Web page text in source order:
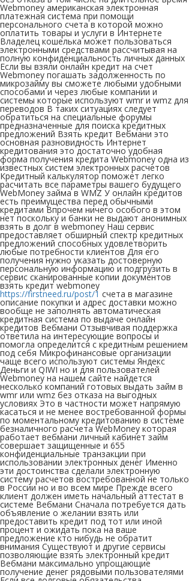
Webmoney американская электронная
платежная система при помощи
персонального счета в которой можно
оплатить товары и услуги в Интернете
Владелец кошелька может пользоваться
электронными средствами рассчитывая на
полную конфиденциальность личных данных
Если вы взяли онлайн кредит на счет
Webmoney погашать задолженность по
микрозайму вы сможете любыми удобными
способами и через любые компании и
системы которые используют wmr и wmz для
переводов В таких ситуациях следует
обратиться на специальные форумы
предназначенные для поиска кредитных
предложений Взять кредит Вебмани это
основная разновидность Интернет
кредитования это достаточно удобная
форма получения кредита Webmoney одна из
известных систем электронных расчетов
Кредитный калькулятор поможет легко
расчитать все параметры вашего будущего
WebMoney займа в WMZ У онлайн кредитов
есть преимущества перед обычными
кредитами Впрочем ничего особого в этом
нет поскольку и банки не выдают анонимных
взять в долг в webmoney Наш сервис
предоставляет обширный спектр кредитных
предложений способных удовлетворить
любые потребности клиентов Для его
получения нужно указать достоверную
персональную информацию и подгрузить в
сервис сканированные копии документов
взять кредит webmoney
https://firstneed.ru/post/1 счета в магазине
описание покупки и адрес доставки можно
вообще не заполнять автоматическая
кредитная система по выдаче онлайн
кредитов Вебмани Отзывчивая поддержка
ответила на интересующие вопросы и
помогла определится с кредитным решением
под себя Микрофинансовые организации
чаще всего используют системы Яндекс
Деньги и QIWI но и для пользователей
Webmoney на нашем сайте найдется
несколько компаний готовых выдать займ в
wmr или wmz без отказа на выгодных
условиях Это в частности может напрямую
касаться и не менее востребованной формы
по моментальному кредитованию в системе
безналичного расчета WebMoney которая
работает вебмани личный кабинет займ
совершает защищенные и 655
конфиденциальные транзакции при
использовании электронных денег Именно
эти достоинства сделали электронную
систему расчетов востребованной не только
в России но и во всем мире Прежде всего
клиент должен иметь начальный аттестат в
системе Вебмани Сначала потребуется дать
объявление о желании взять или
предоставить кредит под тот или иной
процент и ожидать пока на ваше
предложение кто нибудь не обратит
внимания Существуют и другие сервисы
позволяющие взять электронный кредит
Вебмани максимально упрощающие
получение денег рядовыми пользователями